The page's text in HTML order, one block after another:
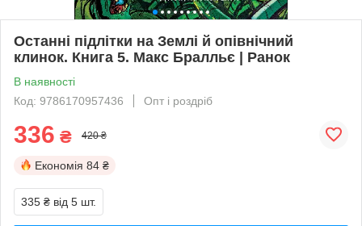
Останні підлітки на Землі й опівнічний
клинок. Книга 5. Макс Бралльє | Ранок
В наявності
Код: 9786170957436
Опт і роздріб
336 ₴ 420 ₴
Економія 84 ₴
335 ₴ від 5 шт.